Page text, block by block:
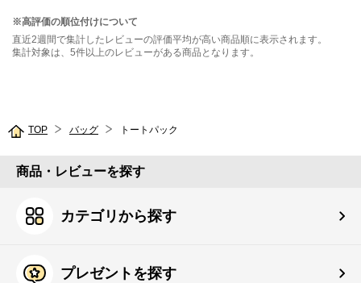
※高評価の順位付けについて
直近2週間で集計したレビューの評価平均が高い商品順に表示されます。
集計対象は、5件以上のレビューがある商品となります。
TOP バッグ トートパック
商品・レビューを探す
カテゴリから探す
プレゼントを探す